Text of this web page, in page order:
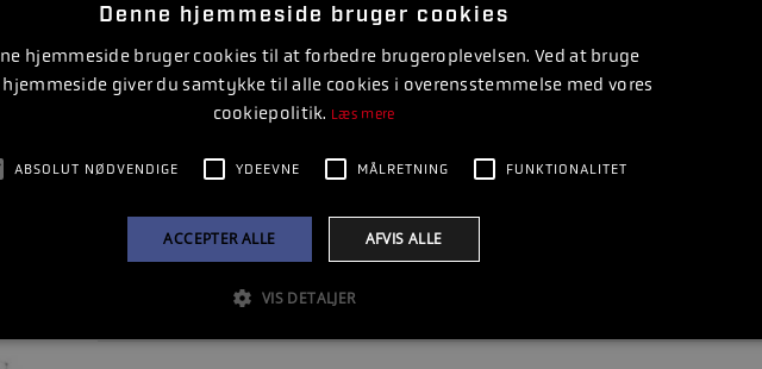
STARTER MERCRUISER R4, V6 & V8
Denne hjemmeside bruger cookies
hjemmeside bruger cookies til at forbedre brugeroplevelsen. Ved at bruge
hjemmeside giver du samtykke til alle cookies i overensstemmelse med vores
cookiepolitik. Læs mere
ABSOLUT NØDVENDIGE YDEEVNE MÅLRETNING FUNKTIONALITET
ACCEPTER ALLE AFVIS ALLE
VIS DETALJER